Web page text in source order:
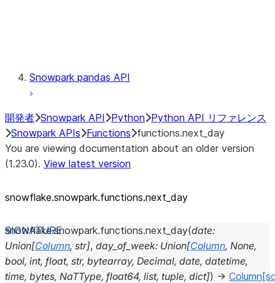
Snowpark pandas API
開発者 Snowpark API Python Python API リファレンス
Snowpark APIs Functions functions.next_day
You are viewing documentation about an older version
(1.23.0). View latest version
snowflake.snowpark.functions.next_ day
snowflake.snowpark.functions.next_day(date:
Union[Column, str], day_of_week: Union[Column, None,
bool, int, float, str, bytearray, Decimal, date, datetime,
time, bytes, NaTType, float64, list, tuple, dict]) → Column